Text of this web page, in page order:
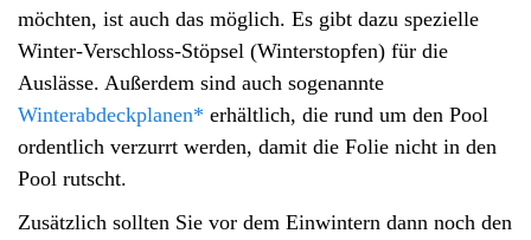
möchten, ist auch das möglich. Es gibt dazu spezielle
Winter-Verschloss-Stöpsel (Winterstopfen) für die
Auslässe. Außerdem sind auch sogenannte
Winterabdeckplanen* erhältlich, die rund um den Pool
ordentlich verzurrt werden, damit die Folie nicht in den
Pool rutscht.
Zusätzlich sollten Sie vor dem Einwintern dann noch den